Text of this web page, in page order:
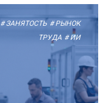
# ЗАНЯТОСТЬ # РЫНОК
ТРУДА # ИИ